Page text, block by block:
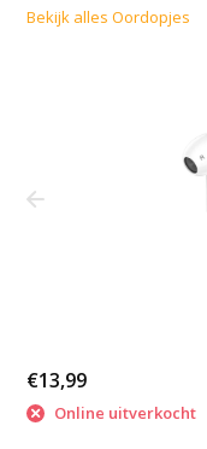
Bekijk alles Oordopjes
€13,99
Online uitverkocht